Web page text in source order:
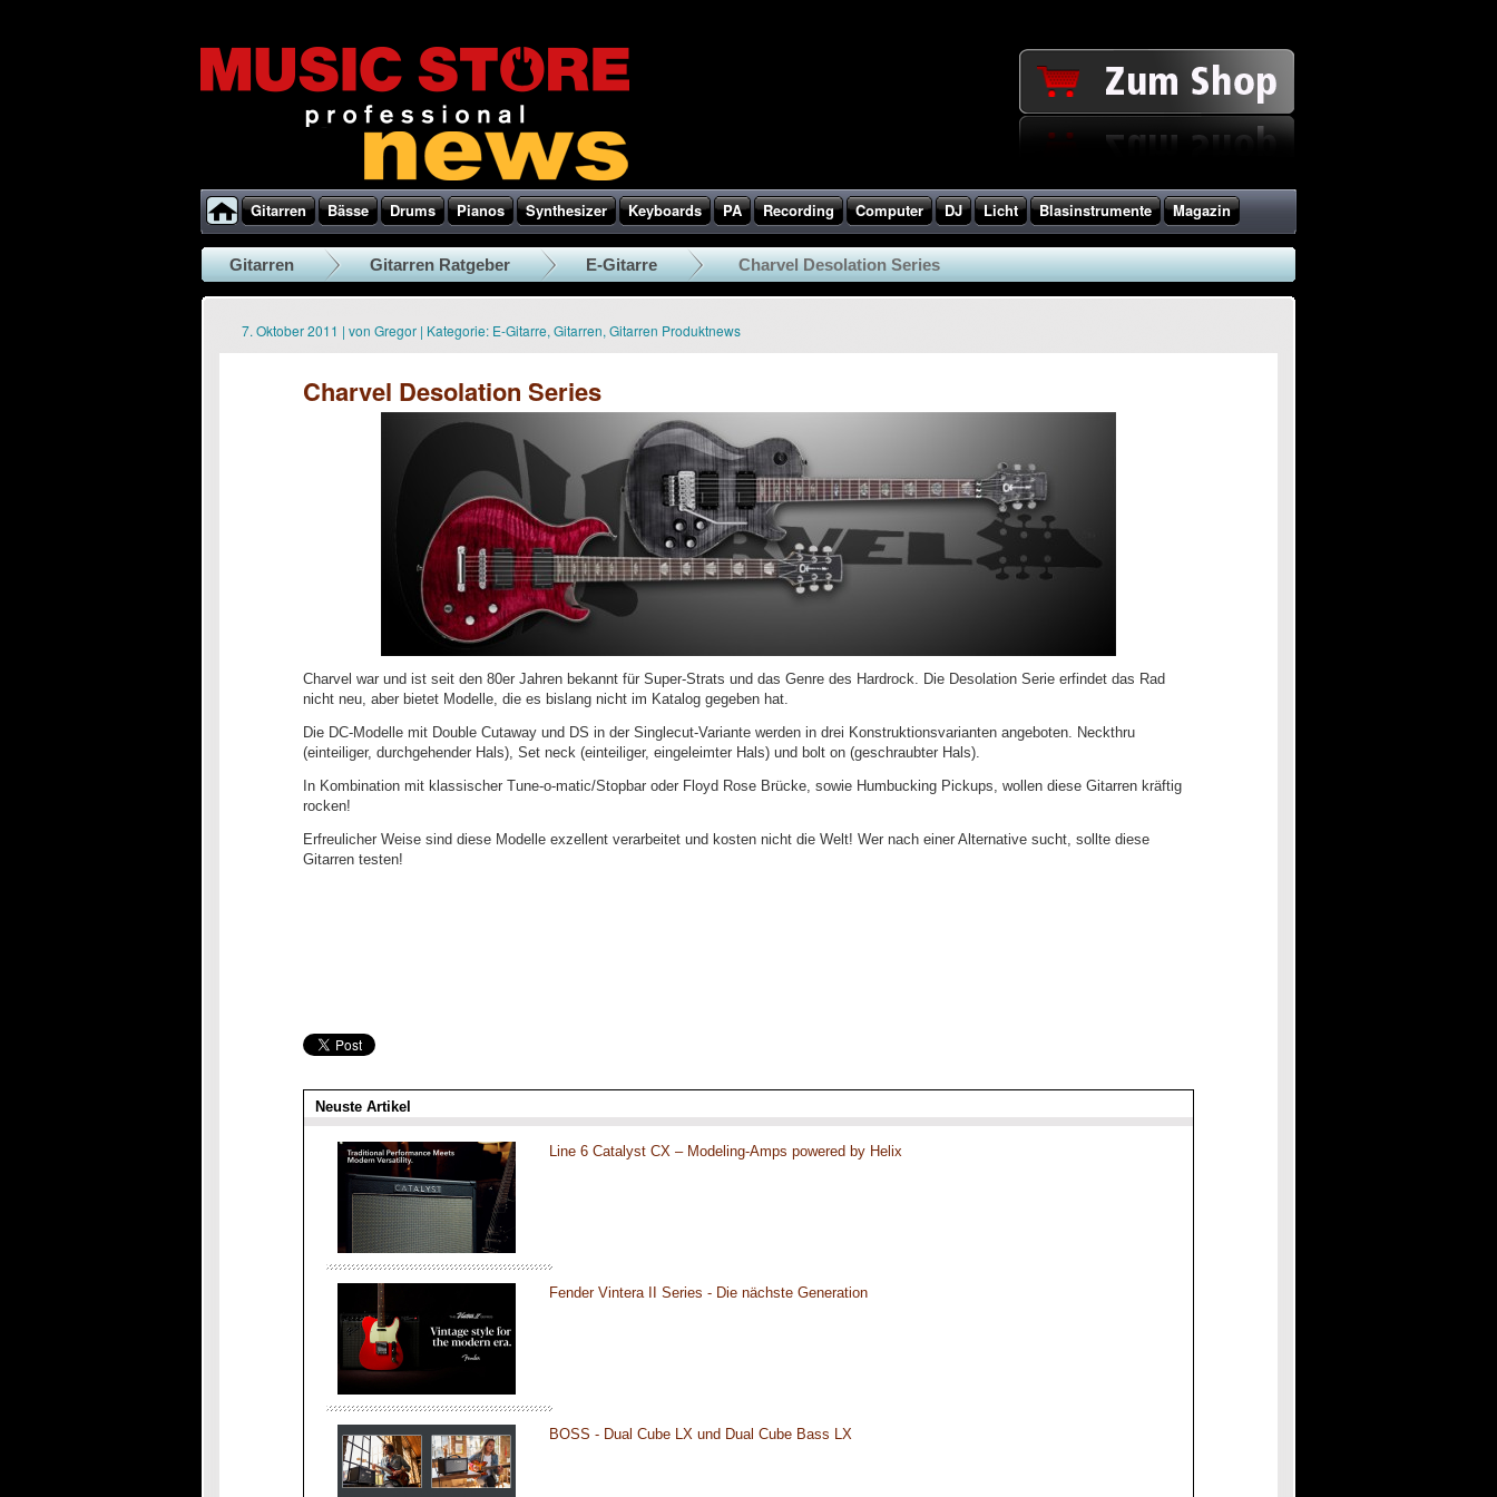
Gitarren Bässe Drums Pianos Synthesizer Keyboards PA Recording Computer DJ Licht Blasinstrumente Magazin
Gitarren Gitarren Ratgeber E-Gitarre Charvel Desolation Series
7. Oktober 2011 | von Gregor | Kategorie: E-Gitarre, Gitarren, Gitarren Produktnews
Charvel Desolation Series
Charvel war und ist seit den 80er Jahren bekannt für Super-Strats und das Genre des Hardrock. Die Desolation Serie erfindet das Rad
nicht neu, aber bietet Modelle, die es bislang nicht im Katalog gegeben hat.
Die DC-Modelle mit Double Cutaway und DS in der Singlecut-Variante werden in drei Konstruktionsvarianten angeboten. Neckthru
(einteiliger, durchgehender Hals), Set neck (einteiliger, eingeleimter Hals) und bolt on (geschraubter Hals).
In Kombination mit klassischer Tune-o-matic/Stopbar oder Floyd Rose Brücke, sowie Humbucking Pickups, wollen diese Gitarren kräftig
rocken!
Erfreulicher Weise sind diese Modelle exzellent verarbeitet und kosten nicht die Welt! Wer nach einer Alternative sucht, sollte diese
Gitarren testen!
Neuste Artikel
Line 6 Catalyst CX – Modeling-Amps powered by Helix
Fender Vintera II Series - Die nächste Generation
BOSS - Dual Cube LX und Dual Cube Bass LX